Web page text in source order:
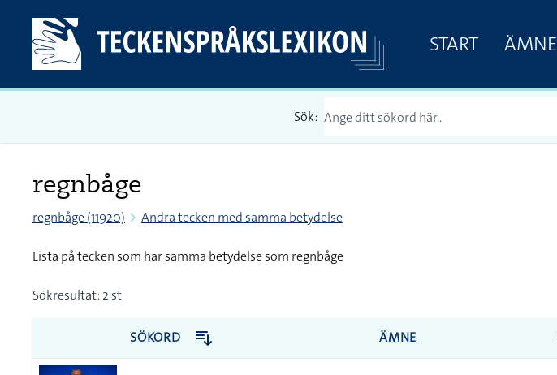
START ÄMNE
Sök:
regnbåge
regnbåge (11920) Andra tecken med samma betydelse
Lista på tecken som har samma betydelse som regnbåge
Sökresultat: 2 st
SÖKORD ÄMNE